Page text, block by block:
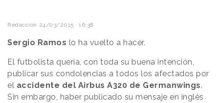
Redacción 24/03/2015 · 16:38
Sergio Ramos lo ha vuelto a hacer.
El futbolista quería, con toda su buena intención,
publicar sus condolencias a todos los afectados por
el accidente del Airbus A320 de Germanwings.
Sin embargo, haber publicado su mensaje en inglés